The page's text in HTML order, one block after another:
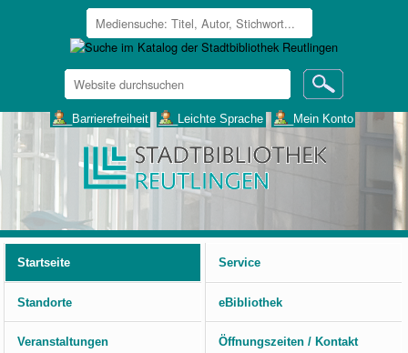
Website
durchsuchen
___Barrierefreiheit ___Leichte Sprache ___Mein Konto
Startseite
Service
Standorte eBibliothek
Veranstaltungen Öffnungszeiten / Kontakt